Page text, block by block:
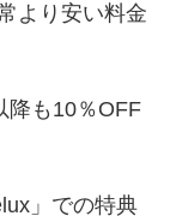
より安い料金
降も10％OFF
」での特典